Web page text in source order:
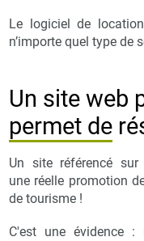
Le logiciel de
n’importe quel type de
Un site web
permet de
Un site référencé sur
une réelle promotion
de tourisme !
C'est une évidence